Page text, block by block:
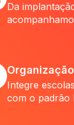
Da
Integre
com o padrão